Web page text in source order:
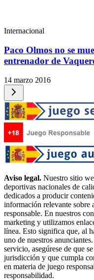
Internacional
Paco Olmos no se
entrenador de
14 marzo 2016
Aviso legal. Nuestro sitio
deportivas nacionales de
dedicados a producir
información relevante sobre
responsable. En nuestros
marketing y utilizamos
línea. Esto significa que, al
uno de nuestros
servicio, asegúrese de que
jurisdicción y que cumpla
en materia de juego
responsabilidad.